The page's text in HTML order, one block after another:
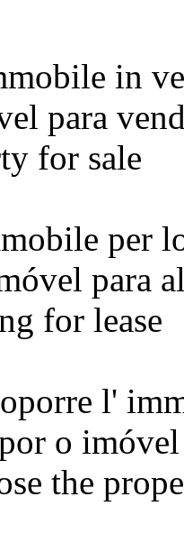
in
para
for sale
per
para
for lease
l'
o imóvel
the